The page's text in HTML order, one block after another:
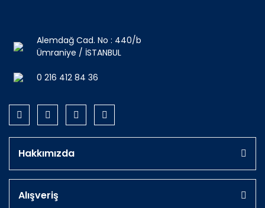
Alemdağ Cad. No : 440/b
Ümraniye / İSTANBUL
0 216 412 84 36
Hakkımızda
Alışveriş